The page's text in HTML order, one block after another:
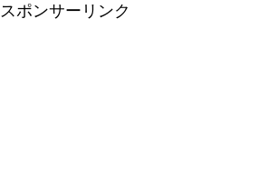
スポンサーリンク